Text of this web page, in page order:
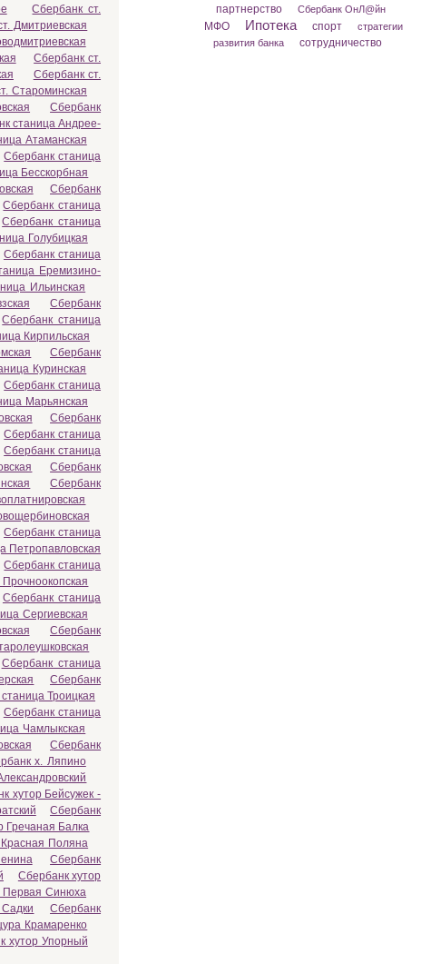
партнерство Сбербанк ОнЛ@йн
МФО Ипотека спорт
стратегии
развития банка
сотрудничество
Сбербанк ст.
Дмитриевская
Сбербанк ст.
Сбербанк ст.
Староминская
Сбербанк
станица Андрее-
Атаманская
Сбербанк станица
Бесскорбная
Сбербанк
Сбербанк станица
Сбербанк станица
Голубицкая
Сбербанк станица
Еремизино-
Ильинская
Сбербанк
Сбербанк станица
Кирпильская
Сбербанк
Куринская
Сбербанк станица
Марьянская
Сбербанк
Сбербанк станица
Сбербанк станица
Сбербанк
Сбербанк
Сбербанк станица
Петропавловская
Сбербанк станица
Сбербанк станица
Сергиевская
Сбербанк
Сбербанк станица
Сбербанк
Троицкая
Сбербанк станица
Чамлыкская
Сбербанк
х. Ляпино
хутор Бейсужек -
Сбербанк
Гречаная Балка
Поляна
Сбербанк
Сбербанк хутор
Первая Синюха
Сбербанк
Крамаренко
хутор Упорный